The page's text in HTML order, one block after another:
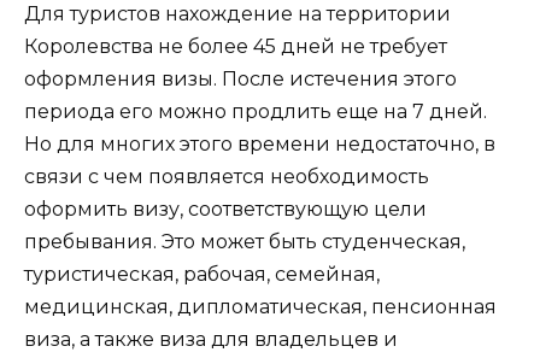
Для туристов нахождение на территории
Королевства не более 45 дней не требует
оформления визы. После истечения этого
периода его можно продлить еще на 7 дней.
Но для многих этого времени недостаточно, в
связи с чем появляется необходимость
оформить визу, соответствующую цели
пребывания. Это может быть студенческая,
туристическая, рабочая, семейная,
медицинская, дипломатическая, пенсионная
виза, а также виза для владельцев и